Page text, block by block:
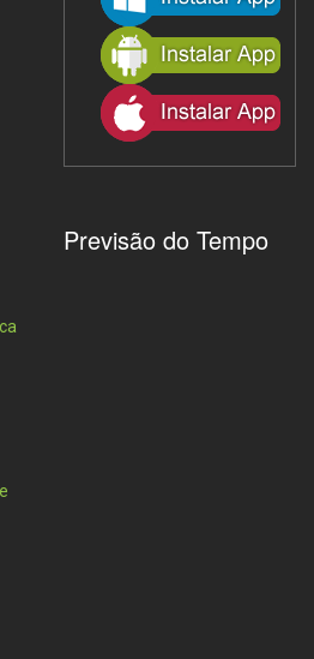
Previsão do Tempo